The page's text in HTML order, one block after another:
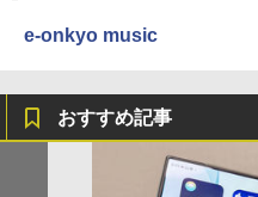
e-onkyo music
おすすめ記事